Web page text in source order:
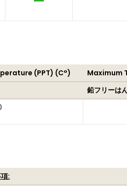
(PPT) (C°)
Maximum
鉛フリーは
: